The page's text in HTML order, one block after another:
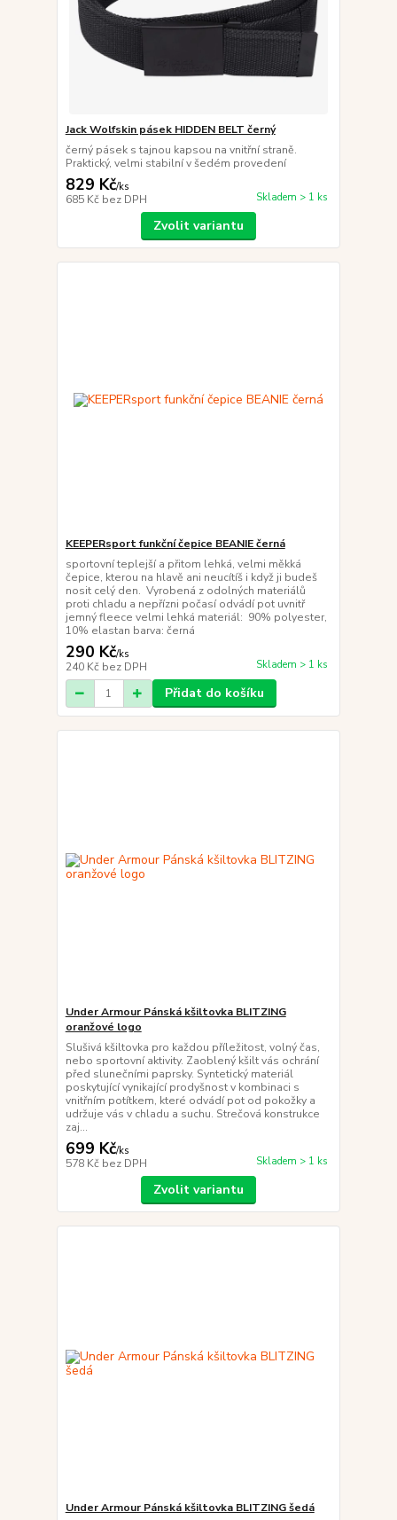
Jack Wolfskin pásek HIDDEN BELT černý
černý pásek s tajnou kapsou na vnitřní straně.
Praktický, velmi stabilní v šedém provedení
829 Kč/ks
685 Kč bez DPH Skladem > 1 ks
Zvolit variantu
KEEPERsport funkční čepice BEANIE černá
sportovní teplejší a přitom lehká, velmi měkká
čepice, kterou na hlavě ani neucítíš i když ji budeš
nosit celý den. Vyrobená z odolných materiálů
proti chladu a nepřízni počasí odvádí pot uvnitř
jemný fleece velmi lehká materiál: 90% polyester,
10% elastan barva: černá
290 Kč/ks
240 Kč bez DPH Skladem > 1 ks
Přidat do košíku
Under Armour Pánská kšiltovka BLITZING
oranžové logo
Slušivá kšiltovka pro každou příležitost, volný čas,
nebo sportovní aktivity. Zaoblený kšilt vás ochrání
před slunečními paprsky. Syntetický materiál
poskytující vynikající prodyšnost v kombinaci s
vnitřním potítkem, které odvádí pot od pokožky a
udržuje vás v chladu a suchu. Strečová konstrukce
zaj...
699 Kč/ks
578 Kč bez DPH Skladem > 1 ks
Zvolit variantu
Under Armour Pánská kšiltovka BLITZING šedá